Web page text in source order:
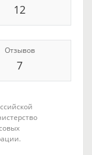
12
Отзывов
7